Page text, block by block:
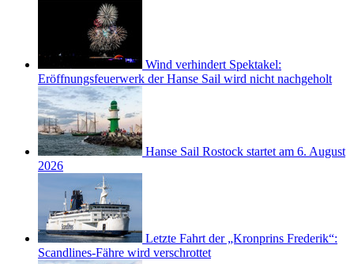
Wind verhindert Spektakel:
Eröffnungsfeuerwerk der Hanse Sail wird nicht nachgeholt
Hanse Sail Rostock startet am 6. August
2026
Letzte Fahrt der „Kronprins Frederik“:
Scandlines-Fähre wird verschrottet